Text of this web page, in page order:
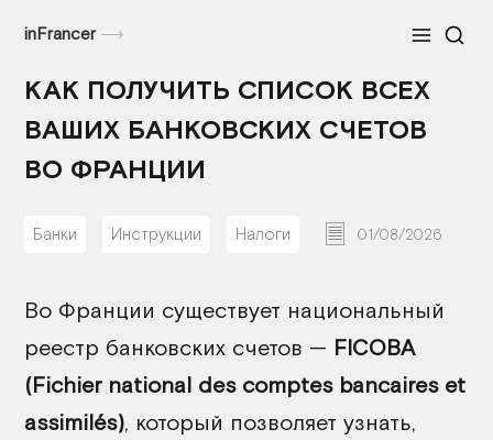
inFrancer⟶ Меню
КАК ПОЛУЧИТЬ СПИСОК ВСЕХ
ВАШИХ БАНКОВСКИХ СЧЕТОВ
ВО ФРАНЦИИ
Банки Инструкции Налоги 01/08/2026
Во Франции существует национальный
реестр банковских счетов — FICOBA
(Fichier national des comptes bancaires et
assimilés), который позволяет узнать,